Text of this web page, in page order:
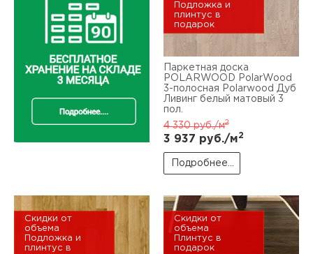
Подложка и
плинтус в
подарок
Паркетная доска
POLARWOOD PolarWood
3-полосная Polarwood Дуб
Ливинг белый матовый 3
пол.
4 330руб./м2
3 937 руб./м2
Подробнее...
Скидки от
объема
Подложка и
плинтус в
Скидки от
объема
Плинтус в
подарок